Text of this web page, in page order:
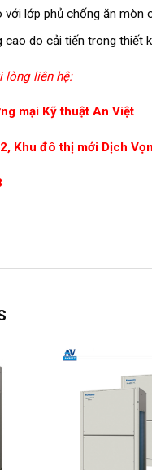
với lớp phủ chống ăn mòn
cao do cải tiến trong thiết
lòng liên hệ:
mại Kỹ thuật An Việt
Khu đô thị mới Dịch